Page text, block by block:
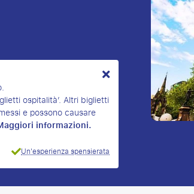
ospitalità’. Altri biglietti
e possono causare
informazioni.
Un'esperienza spensierata